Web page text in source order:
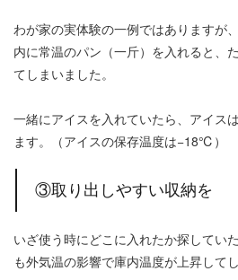
わが家の実体験の一例ではあります
内に常温のパン（一斤）を入れると
てしまいました。
一緒にアイスを入れていたら、アイス
ます。（アイスの保存温度は−18℃）
③取り出しやすい収納を
いざ使う時にどこに入れたか探してい
も外気温の影響で庫内温度が上昇して